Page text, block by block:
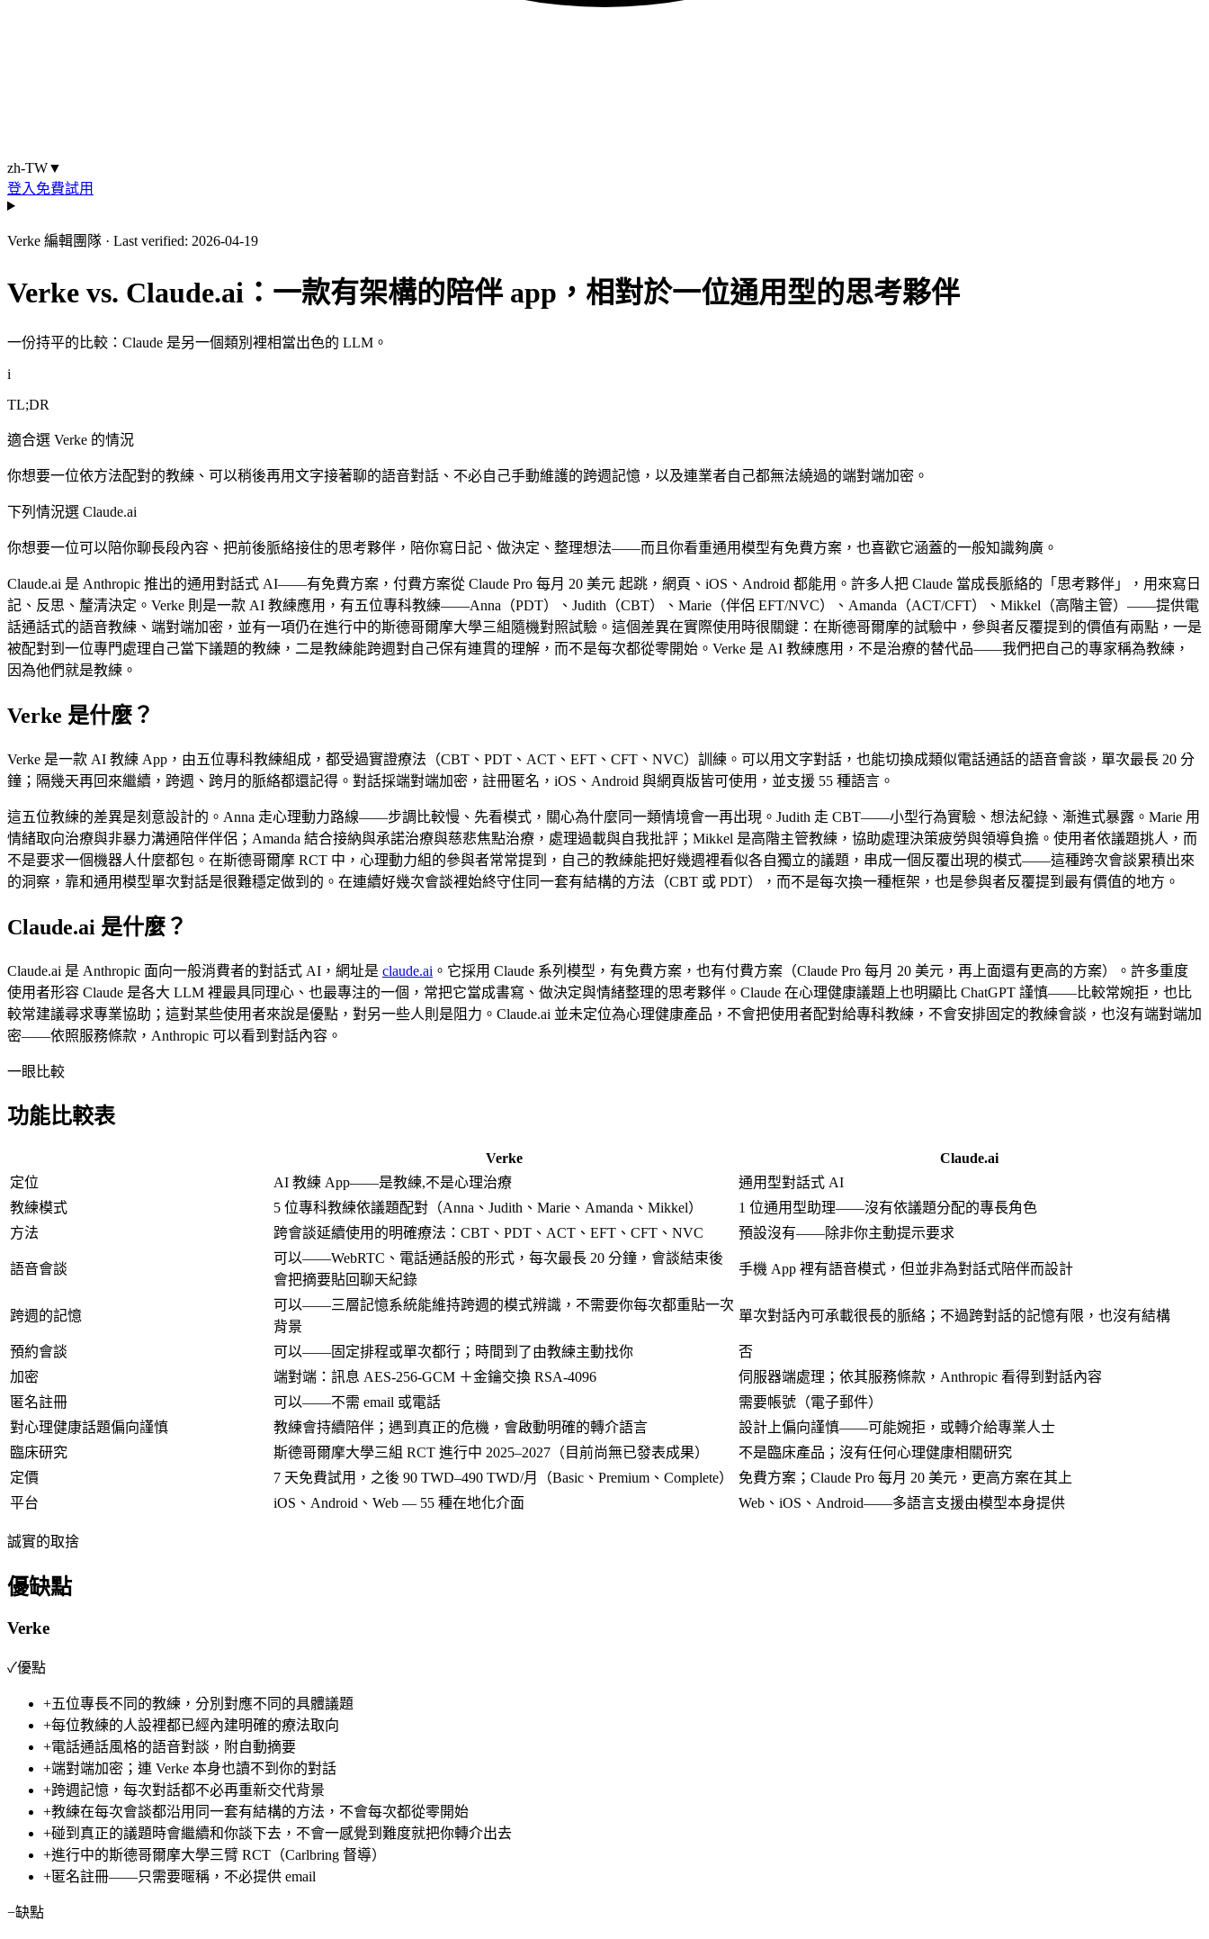
zh-TW▼
登入 免費試用
Verke 編輯團隊 · Last verified: 2026-04-19
Verke vs. Claude.ai：一款有架構的陪伴 app，相對於一位通用型的思考夥伴
一份持平的比較：Claude 是另一個類別裡相當出色的 LLM。
i
TL;DR
適合選 Verke 的情況
你想要一位依方法配對的教練、可以稍後再用文字接著聊的語音對話、不必自己手動維護的跨週記憶，以及連業者自己都無法繞過的端對端加密。
下列情況選 Claude.ai
你想要一位可以陪你聊長段內容、把前後脈絡接住的思考夥伴，陪你寫日記、做決定、整理想法——而且你看重通用模型有免費方案，也喜歡它涵蓋的一般知識夠廣。
Claude.ai 是 Anthropic 推出的通用對話式 AI——有免費方案，付費方案從 Claude Pro 每月 20 美元 起跳，網頁、iOS、Android 都能用。許多人把 Claude 當成長脈絡的「思考夥伴」，用來寫日
記、反思、釐清決定。Verke 則是一款 AI 教練應用，有五位專科教練——Anna（PDT）、Judith（CBT）、Marie（伴侶 EFT/NVC）、Amanda（ACT/CFT）、Mikkel（高階主管）——提供電
話通話式的語音教練、端對端加密，並有一項仍在進行中的斯德哥爾摩大學三組隨機對照試驗。這個差異在實際使用時很關鍵：在斯德哥爾摩的試驗中，參與者反覆提到的價值有兩點，一是
被配對到一位專門處理自己當下議題的教練，二是教練能跨週對自己保有連貫的理解，而不是每次都從零開始。Verke 是 AI 教練應用，不是治療的替代品——我們把自己的專家稱為教練，
因為他們就是教練。
Verke 是什麼？
Verke 是一款 AI 教練 App，由五位專科教練組成，都受過實證療法（CBT、PDT、ACT、EFT、CFT、NVC）訓練。可以用文字對話，也能切換成類似電話通話的語音會談，單次最長 20 分
鐘；隔幾天再回來繼續，跨週、跨月的脈絡都還記得。對話採端對端加密，註冊匿名，iOS、Android 與網頁版皆可使用，並支援 55 種語言。
這五位教練的差異是刻意設計的。Anna 走心理動力路線——步調比較慢、先看模式，關心為什麼同一類情境會一再出現。Judith 走 CBT——小型行為實驗、想法紀錄、漸進式暴露。Marie 用
情緒取向治療與非暴力溝通陪伴伴侶；Amanda 結合接納與承諾治療與慈悲焦點治療，處理過載與自我批評；Mikkel 是高階主管教練，協助處理決策疲勞與領導負擔。使用者依議題挑人，而
不是要求一個機器人什麼都包。在斯德哥爾摩 RCT 中，心理動力組的參與者常常提到，自己的教練能把好幾週裡看似各自獨立的議題，串成一個反覆出現的模式——這種跨次會談累積出來
的洞察，靠和通用模型單次對話是很難穩定做到的。在連續好幾次會談裡始終守住同一套有結構的方法（CBT 或 PDT），而不是每次換一種框架，也是參與者反覆提到最有價值的地方。
Claude.ai 是什麼？
Claude.ai 是 Anthropic 面向一般消費者的對話式 AI，網址是 claude.ai 。它採用 Claude 系列模型，有免費方案，也有付費方案（Claude Pro 每月 20 美元 ，再上面還有更高的方案）。許多重度
使用者形容 Claude 是各大 LLM 裡最具同理心、也最專注的一個，常把它當成書寫、做決定與情緒整理的思考夥伴。Claude 在心理健康議題上也明顯比 ChatGPT 謹慎——比較常婉拒，也比
較常建議尋求專業協助；這對某些使用者來說是優點，對另一些人則是阻力。Claude.ai 並未定位為心理健康產品，不會把使用者配對給專科教練，不會安排固定的教練會談，也沒有端對端加
密——依照服務條款，Anthropic 可以看到對話內容。
一眼比較
功能比較表
Verke
Claude.ai
定位
AI 教練 App——是教練,不是心理治療
通用型對話式 AI
教練模式
5 位專科教練依議題配對（Anna、Judith、Marie、Amanda、Mikkel）
1 位通用型助理——沒有依議題分配的專長角色
方法
跨會談延續使用的明確療法：CBT、PDT、ACT、EFT、CFT、NVC 預設沒有——除非你主動提示要求
語音會談
可以——WebRTC、電話通話般的形式，每次最長 20 分鐘，會談結束後
會把摘要貼回聊天紀錄
手機 App 裡有語音模式，但並非為對話式陪伴而設計
跨週的記憶
可以——三層記憶系統能維持跨週的模式辨識，不需要你每次都重貼一次
背景
單次對話內可承載很長的脈絡；不過跨對話的記憶有限，也沒有結構
預約會談 可以——固定排程或單次都行；時間到了由教練主動找你
否
加密
端對端：訊息 AES-256-GCM ＋金鑰交換 RSA-4096
伺服器端處理；依其服務條款，Anthropic 看得到對話內容
匿名註冊
可以——不需 email 或電話
需要帳號（電子郵件）
對心理健康話題偏向謹慎
教練會持續陪伴；遇到真正的危機，會啟動明確的轉介語言
設計上偏向謹慎——可能婉拒，或轉介給專業人士
臨床研究
斯德哥爾摩大學三組 RCT 進行中 2025–2027（目前尚無已發表成果）
不是臨床產品；沒有任何心理健康相關研究
定價
7 天免費試用，之後 90 TWD–490 TWD/月 （Basic、Premium、Complete） 免費方案；Claude Pro 每月 20 美元 ，更高方案在其上
平台
iOS、Android、Web — 55 種在地化介面 Web、iOS、Android——多語言支援由模型本身提供
誠實的取捨
優缺點
Verke
✓優點
+五位專長不同的教練，分別對應不同的具體議題
+每位教練的人設裡都已經內建明確的療法取向
+電話通話風格的語音對談，附自動摘要
+端對端加密；連 Verke 本身也讀不到你的對話
+跨週記憶，每次對話都不必再重新交代背景
+教練在每次會談都沿用同一套有結構的方法，不會每次都從零開始
+碰到真正的議題時會繼續和你談下去，不會一感覺到難度就把你轉介出去
+進行中的斯德哥爾摩大學三臂 RCT（Carlbring 督導）
+匿名註冊——只需要暱稱，不必提供 email
−缺點